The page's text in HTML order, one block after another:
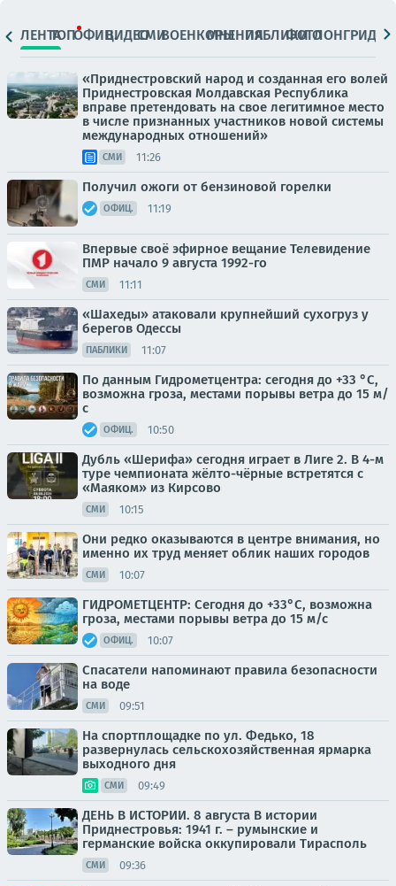
ЛЕНТАТОПОФИЦ.ВИДЕОСМИВОЕНКОРЫМНЕНИЯПАБЛИКИ
ФОТОЛОНГРИДЫ
«Приднестровский народ и созданная его волей
Приднестровская Молдавская Республика
вправе претендовать на свое легитимное место
в числе признанных участников новой системы
международных отношений»
СМИ 11:26
Получил ожоги от бензиновой горелки
ОФИЦ. 11:19
Впервые своё эфирное вещание Телевидение
ПМР начало 9 августа 1992-го
СМИ 11:11
«Шахеды» атаковали крупнейший сухогруз у
берегов Одессы
ПАБЛИКИ 11:07
По данным Гидрометцентра: сегодня до +33 °C,
возможна гроза, местами порывы ветра до 15 м/
с
ОФИЦ. 10:50
Дубль «Шерифа» сегодня играет в Лиге 2. В 4-м
туре чемпионата жёлто-чёрные встретятся с
«Маяком» из Кирсово
СМИ 10:15
Они редко оказываются в центре внимания, но
именно их труд меняет облик наших городов
СМИ 10:07
ГИДРОМЕТЦЕНТР: Сегодня до +33°С, возможна
гроза, местами порывы ветра до 15 м/с
ОФИЦ. 10:07
Спасатели напоминают правила безопасности
на воде
СМИ 09:51
На спортплощадке по ул. Федько, 18
развернулась сельскохозяйственная ярмарка
выходного дня
СМИ 09:49
ДЕНЬ В ИСТОРИИ. 8 августа В истории
Приднестровья: 1941 г. – румынские и
германские войска оккупировали Тирасполь
СМИ 09:36